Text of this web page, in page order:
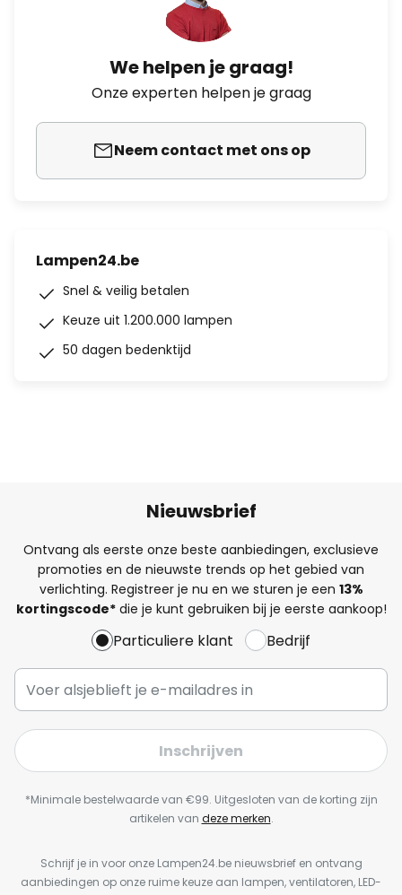
We helpen je graag!
Onze experten helpen je graag
Neem contact met ons op
Lampen24.be
Snel & veilig betalen
Keuze uit 1.200.000 lampen
50 dagen bedenktijd
Nieuwsbrief
Ontvang als eerste onze beste aanbiedingen, exclusieve
promoties en de nieuwste trends op het gebied van
verlichting. Registreer je nu en we sturen je een 13%
kortingscode*die je kunt gebruiken bij je eerste aankoop!
Particuliere klant Bedrijf
Inschrijven
*Minimale bestelwaarde van €99. Uitgesloten van de korting zijn
artikelen van deze merken.
Schrijf je in voor onze Lampen24.be nieuwsbrief en ontvang
aanbiedingen op onze ruime keuze aan lampen, ventilatoren, LED-